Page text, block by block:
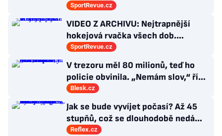
maximálně dva zápasy
SportRevue.cz
VIDEO Z ARCHIVU: Nejtrapnější
hokejová rvačka všech dob.
Nepadla v ní ani rána
SportRevue.cz
V trezoru měl 80 milionů, teď ho
policie obvinila. „Nemám slov,“ říká
exšéf Správy železnic
Blesk.cz
Jak se bude vyvíjet počasí? Až 45
stupňů, což se dlouhodobě nedá
vydržet, varuje klimatolog Radim
Reflex.cz